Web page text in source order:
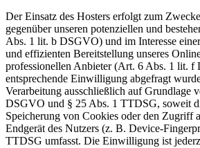
Der Einsatz des Hosters erfolgt zum
gegenüber unseren potenziellen und
Abs. 1 lit. b DSGVO) und im Interesse
und effizienten Bereitstellung unseres
professionellen Anbieter (Art. 6 Abs. 1 lit. f
entsprechende Einwilligung abgefragt
Verarbeitung ausschließlich auf Grundlage
DSGVO und § 25 Abs. 1 TTDSG, soweit
Speicherung von Cookies oder den Zugriff
Endgerät des Nutzers (z. B. Device-
TTDSG umfasst. Die Einwilligung ist